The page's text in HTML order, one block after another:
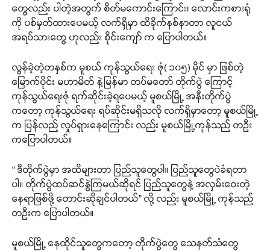
တွေလည်း ပါတဲ့အတွက် စိတ်မကောင်းကြောင်း၊ လောင်းကစားရုံ
ကို ပစ်မှတ်ထားပေမယ့် လက်ရှိမှာ ထိခိုက်နစ်နာတာ လူငယ်
အရပ်သားတွေ ဟုလည်း စိုင်းကျော် က ပြောပါတယ်။
လွန်ခဲ့တဲ့တနှစ်က မူစယ် ကုန်သွယ်ရေး ဇုံ( ၁၀၅) မိုင် မှာ ဖြစ်တဲ့
မြောက်ပိုင်း မဟာမိတ် နဲ့မြန်မာ တပ်မတော် တိုက်ပွဲ ကြောင့်
ကုန်သွယ်ရေးဇုံ ရက်ဆိုင်းခဲ့ရပေမယ့် မူစယ်မြို့ အနီးတိုက်ပွဲ
ကတော့ ကုန်သွယ်ရေး ရပ်ဆိုင်းမရှိသလို လက်ရှိမှာတော့ မူစယ်မြို့
က ပြန်လည် လှုပ်ရှားနေကြောင်း လည်း မူစယ်မြို့ကုန်သည် တဦး
ကပြောပါတယ်။
“ ဒီတိုက်ပွဲမှာ အထိများတာ ပြည်သူတွေပါ။ ပြည်သူတွေပဲခံရတာ
ပါ။ တိုက်ပွဲထပ်ဆင်နွဲကြမယ်ဆိုရင် ပြည်သူတွေနဲ့ အလှမ်းဝေးတဲ့
နေရာဖြစ်ဖို့ တောင်းဆိုချင်ပါတယ်” လို့ လည်း မူစယ်မြို့ ကုန်သည်
တဦးက ပြောပါတယ်။
မူစယ်မြို့ နေထိုင်သူတွေကတော့ တိုက်ပွဲတွေ သေနတ်သံတွေ